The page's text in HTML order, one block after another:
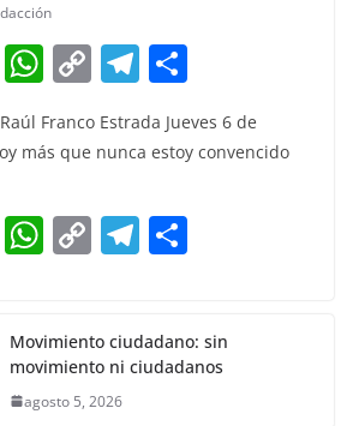
E
m
W
h
at
A
p
C
o
p
Li
n
T
el
e
a
m
ar
e
Franco Estrada Jueves 6 de
más que nunca estoy convencido
E
m
W
h
s
A
C
o
y
Li
T
el
gr
a
e
Movimiento ciudadano: sin
movimiento ni ciudadanos
agosto 5, 2026